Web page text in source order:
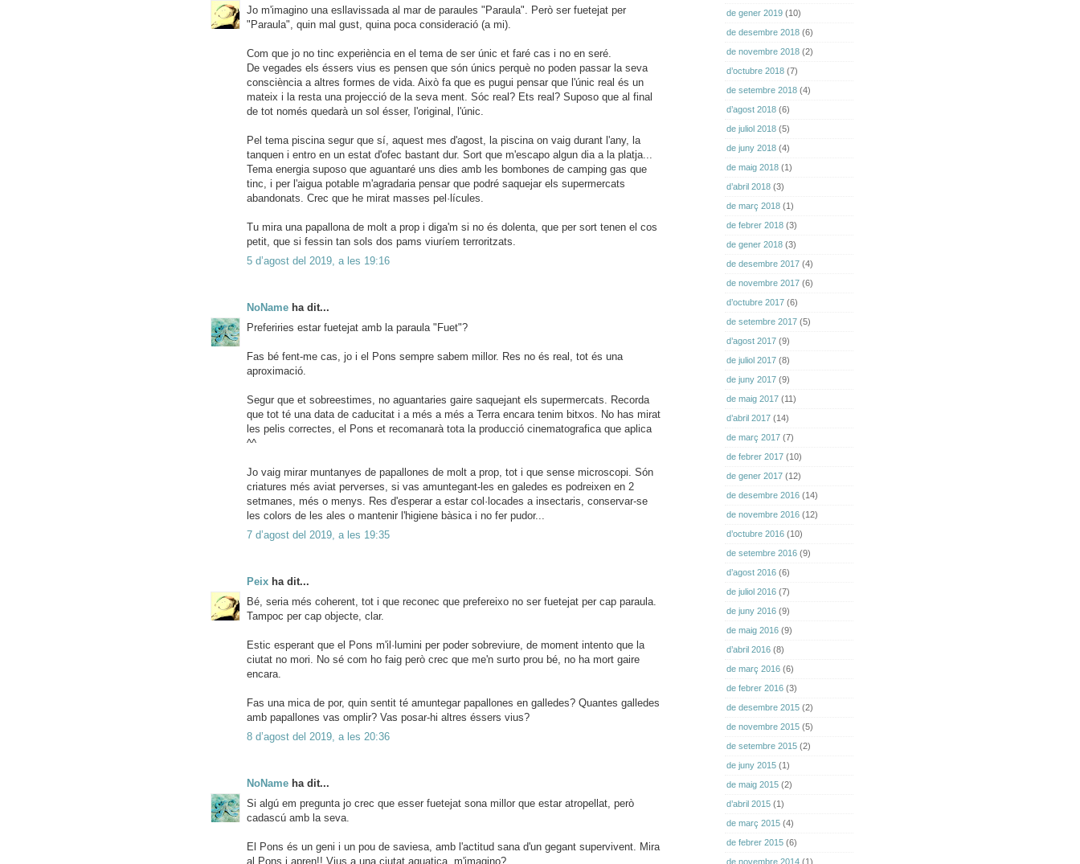
Jo m'imagino una esllavissada al mar de paraules "Paraula". Però ser fuetejat per
"Paraula", quin mal gust, quina poca consideració (a mi).
Com que jo no tinc experiència en el tema de ser únic et faré cas i no en seré.
De vegades els éssers vius es pensen que són únics perquè no poden passar la seva
consciència a altres formes de vida. Això fa que es pugui pensar que l'únic real és un
mateix i la resta una projecció de la seva ment. Sóc real? Ets real? Suposo que al final
de tot només quedarà un sol ésser, l'original, l'únic.
Pel tema piscina segur que sí, aquest mes d'agost, la piscina on vaig durant l'any, la
tanquen i entro en un estat d'ofec bastant dur. Sort que m'escapo algun dia a la platja...
Tema energia suposo que aguantaré uns dies amb les bombones de camping gas que
tinc, i per l'aigua potable m'agradaria pensar que podré saquejar els supermercats
abandonats. Crec que he mirat masses pel·lícules.
Tu mira una papallona de molt a prop i diga'm si no és dolenta, que per sort tenen el cos
petit, que si fessin tan sols dos pams viuríem terroritzats.
5 d’agost del 2019, a les 19:16
NoName ha dit...
Preferiries estar fuetejat amb la paraula "Fuet"?
Fas bé fent-me cas, jo i el Pons sempre sabem millor. Res no és real, tot és una
aproximació.
Segur que et sobreestimes, no aguantaries gaire saquejant els supermercats. Recorda
que tot té una data de caducitat i a més a més a Terra encara tenim bitxos. No has mirat
les pelis correctes, el Pons et recomanarà tota la producció cinematografica que aplica
^^
Jo vaig mirar muntanyes de papallones de molt a prop, tot i que sense microscopi. Són
criatures més aviat perverses, si vas amuntegant-les en galedes es podreixen en 2
setmanes, més o menys. Res d'esperar a estar col·locades a insectaris, conservar-se
les colors de les ales o mantenir l'higiene bàsica i no fer pudor...
7 d’agost del 2019, a les 19:35
Peix ha dit...
Bé, seria més coherent, tot i que reconec que prefereixo no ser fuetejat per cap paraula.
Tampoc per cap objecte, clar.
Estic esperant que el Pons m'il·lumini per poder sobreviure, de moment intento que la
ciutat no mori. No sé com ho faig però crec que me'n surto prou bé, no ha mort gaire
encara.
Fas una mica de por, quin sentit té amuntegar papallones en galledes? Quantes galledes
amb papallones vas omplir? Vas posar-hi altres éssers vius?
8 d’agost del 2019, a les 20:36
NoName ha dit...
Si algú em pregunta jo crec que esser fuetejat sona millor que estar atropellat, però
cadascú amb la seva.
El Pons és un geni i un pou de saviesa, amb l'actitud sana d'un gegant supervivent. Mira
al Pons i apren!! Vius a una ciutat aquatica, m'imagino?
de gener 2019 (10)
de desembre 2018 (6)
de novembre 2018 (2)
d’octubre 2018 (7)
de setembre 2018 (4)
d’agost 2018 (6)
de juliol 2018 (5)
de juny 2018 (4)
de maig 2018 (1)
d’abril 2018 (3)
de març 2018 (1)
de febrer 2018 (3)
de gener 2018 (3)
de desembre 2017 (4)
de novembre 2017 (6)
d’octubre 2017 (6)
de setembre 2017 (5)
d’agost 2017 (9)
de juliol 2017 (8)
de juny 2017 (9)
de maig 2017 (11)
d’abril 2017 (14)
de març 2017 (7)
de febrer 2017 (10)
de gener 2017 (12)
de desembre 2016 (14)
de novembre 2016 (12)
d’octubre 2016 (10)
de setembre 2016 (9)
d’agost 2016 (6)
de juliol 2016 (7)
de juny 2016 (9)
de maig 2016 (9)
d’abril 2016 (8)
de març 2016 (6)
de febrer 2016 (3)
de desembre 2015 (2)
de novembre 2015 (5)
de setembre 2015 (2)
de juny 2015 (1)
de maig 2015 (2)
d’abril 2015 (1)
de març 2015 (4)
de febrer 2015 (6)
de novembre 2014 (1)